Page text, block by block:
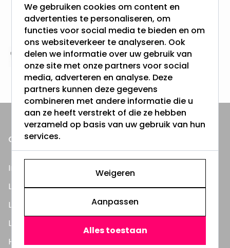
Gratis verzending + snel geleverd
Vanaf EUR100,- naar NL & BE
& 100 dagen recht op retour
Altijd uit eigen voorraad
3000m2 - 60.000+ Producten
ONZE PRODUCTEN
Inbouwspots
LED Lampen
LED TL Buizen
LED Panelen
Highbay's / Ufo's
We gebruiken cookies om content en
advertenties te personaliseren, om
functies voor social media te bieden en om
ons websiteverkeer te analyseren. Ook
delen we informatie over uw gebruik van
onze site met onze partners voor social
media, adverteren en analyse. Deze
partners kunnen deze gegevens
combineren met andere informatie die u
aan ze heeft verstrekt of die ze hebben
verzameld op basis van uw gebruik van hun
services.
Weigeren
Aanpassen
Alles toestaan